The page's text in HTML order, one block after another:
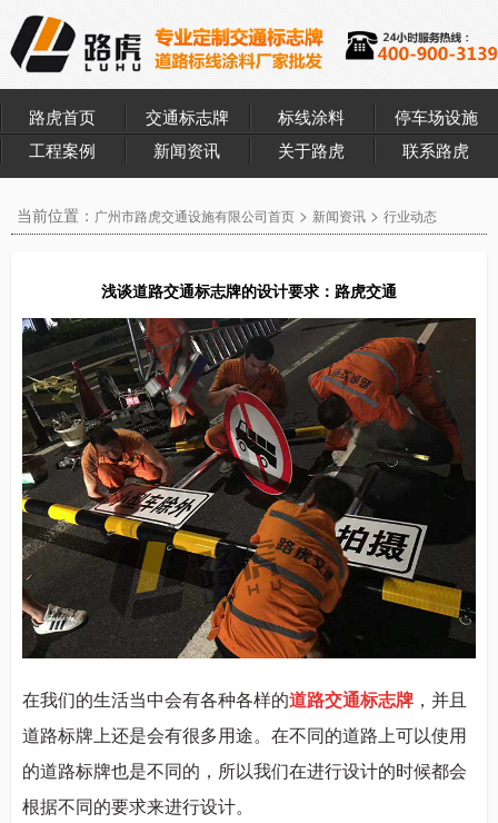
路虎首页 交通标志牌 标线涂料
停车场设施
工程案例
新闻资讯 关于路虎 联系路虎
当前位置： 广州市路虎交通设施有限公司首页 > 新闻资讯 > 行业动态
浅谈道路交通标志牌的设计要求：路虎交通
在我们的生活当中会有各种各样的道路交通标志牌 ，并且
道路标牌上还是会有很多用途。在不同的道路上可以使用
的道路标牌也是不同的，所以我们在进行设计的时候都会
根据不同的要求来进行设计。